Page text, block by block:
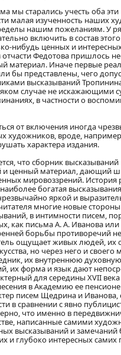
мы старались учесть оба
малая изученность наших
нашим пожеланиям. У
включить в состав
нибудь ценных и
Федотова пришлось
материал. Иначе первые
бы представлены, чего
высказываний
случае не искажающими
в частности о
от включения иногда
художников, вроде,
характера издания.
что сборник
и ценный материал, дающий
мировоззрений. История
богатая
яркой и
многие новые стороны
в интимности писем,
как письма А. А. Иванова
борьбы противоречий
ощущает живых людей, их
но через него и своего
их внутреннюю
их форма и язык дают
для середины XVII
в Академию ее
писем Щедрина и Иванова,
в сравнении с явно
что именно в
написанные самими
высказываний и
и глубоко интересных самих